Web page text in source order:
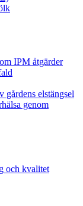
IPM åtgärder
gårdens elstängsel
genom
och kvalitet